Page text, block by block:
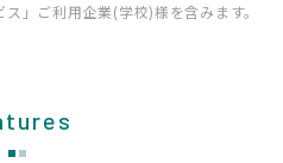
」ご利用企業(学校)様を含みます。